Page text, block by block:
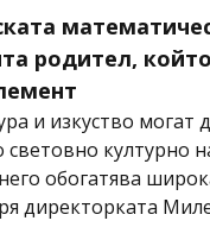
родител,
и изкуство могат
културно
обогатява
директорката